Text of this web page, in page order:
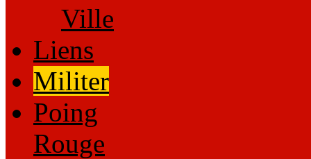
Ville
Liens
Militer
Poing
Rouge